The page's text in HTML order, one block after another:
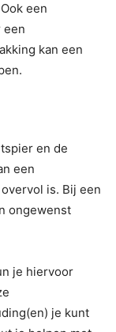
een
een
kan een
en de
een
is. Bij een
ongewenst
je hiervoor
je kunt